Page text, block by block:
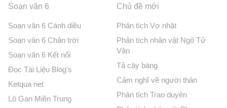
Soạn văn 6
Soạn văn 6 Cánh diều
Soạn văn 6 Chân trời
Soạn văn 6 Kết nối
Đọc Tài Liệu Blog's
Ketqua net
Lô Gan Miền Trung
Chủ đề mới
Phân tích Vợ nhặt
Phân tích nhân vật Ngô Tử
Văn
Tả cây bàng
Cảm nghĩ về người thân
Phân tích Trao duyên